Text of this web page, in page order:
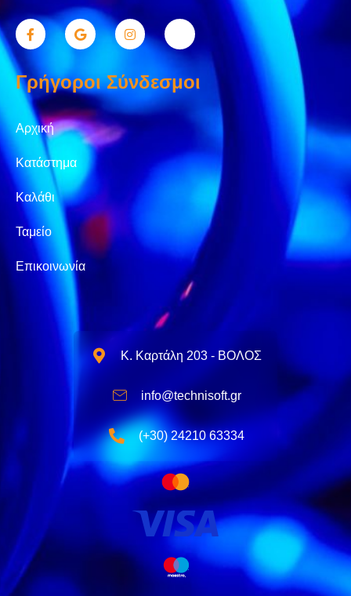
Γρήγοροι Σύνδεσμοι
Αρχική
Κατάστημα
Καλάθι
Ταμείο
Επικοινωνία
Κ. Καρτάλη 203 - ΒΟΛΟΣ
info@technisoft.gr
(+30) 24210 63334